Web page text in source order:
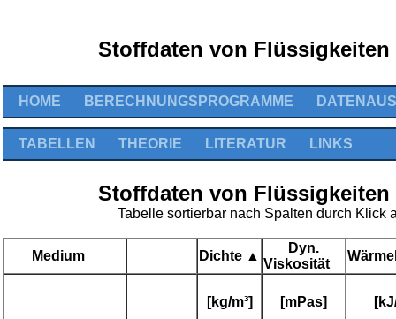
Stoffdaten von Flüssigkeiten
HOME BERECHNUNGSPROGRAMME
TABELLEN THEORIE LITERATUR LINKS
Stoffdaten von Flüssigkeiten
Tabelle sortierbar nach Spalten durch Klick
Medium Dichte ▲
Dyn.
Viskosität
[kg/m³] [mPas]